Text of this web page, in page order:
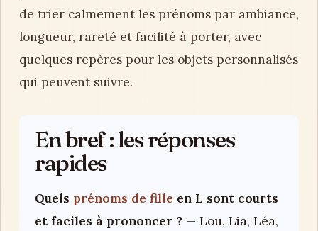
de trier calmement les prénoms par ambiance,
longueur, rareté et facilité à porter, avec
quelques repères pour les objets personnalisés
qui peuvent suivre.
En bref : les réponses
rapides
Quels prénoms de fille en L sont courts
et faciles à prononcer ? — Lou, Lia, Léa,